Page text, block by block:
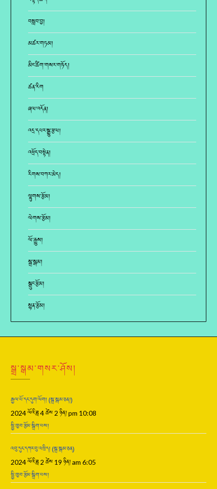
བསླབ་བྱ།
མཚར་གཏམ།
མིང་ཚིག་གསར་གཏོད།
ཚན་རིག
ཞལ་འདོན།
འདྲ་དཔར་སྒྱུ་རྩལ།
འཕྲོད་བསྟེན།
རིགས་བཀར་མེད།
ལྷུགས་རྩོམ།
ལེགས་རྩོམ།
ལོ་རྒྱུས།
སྒྲ་སྒམ།
སྒྲུང་རྩོམ།
སྙན་རྩོམ།
སྒྲ་སྒམ་གསར་ཤོས།
རྒྱལ་པོ་དང་དུག་ལོག། (སྒྲ་སྒམ་ཅན།)
2024 ལོའི་ཟླ 4 ཚེས 2 ཉིན། pm 10:08
སྤྱི་ཁྱབ་རྩོམ་སྒྲིག་པས།
འབུ་དུང་དཀར་བུ་འཁྲིད། (སྒྲ་སྒམ་ཅན)
2024 ལོའི་ཟླ 2 ཚེས 19 ཉིན། am 6:05
སྤྱི་ཁྱབ་རྩོམ་སྒྲིག་པས།